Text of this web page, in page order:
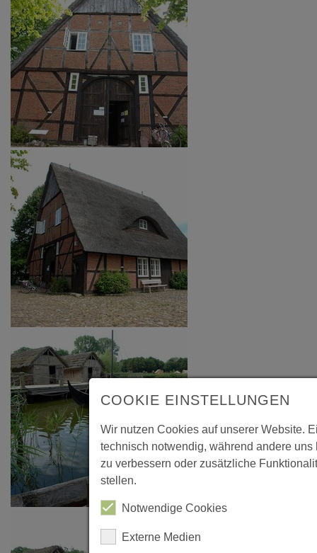
COOKIE EINSTELLUNGEN
Wir nutzen Cookies auf unserer Website.
technisch notwendig, während andere uns
zu verbessern oder zusätzliche
stellen.
Notwendige Cookies
Externe Medien